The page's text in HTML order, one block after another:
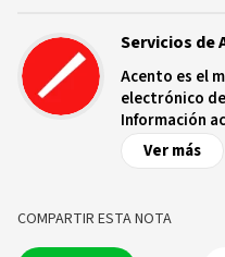
Servicios de
Acento es el
electrónico
Información
de las
nivel
relevantes en
Ver más
COMPARTIR ESTA NOTA